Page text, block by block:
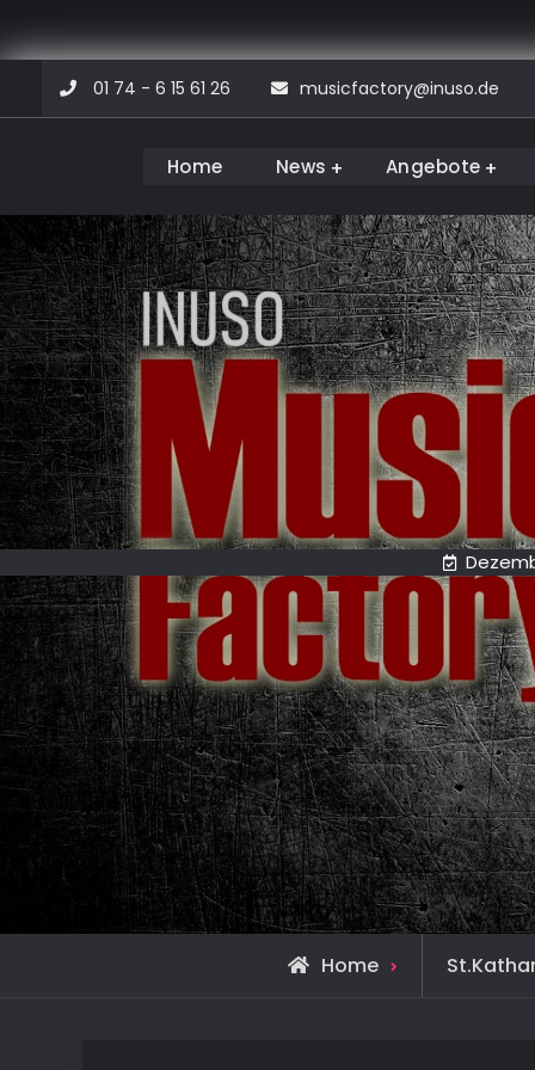
content
01 74 - 6 15 61 26 musicfactory@inuso.de
Musicfactory
Home News Angebote
Home